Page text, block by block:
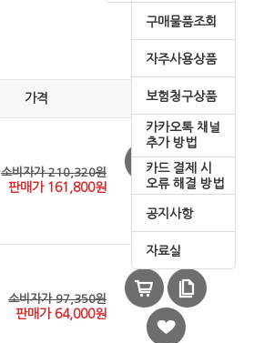
구매물품조회
자주사용상품
보험청구상품
카카오톡 채널
추가 방법
카드 결제 시
오류 해결 방법
공지사항
자료실
가격
소비자가 210,320원
판매가 161,800원
소비자가 97,350원
판매가 64,000원